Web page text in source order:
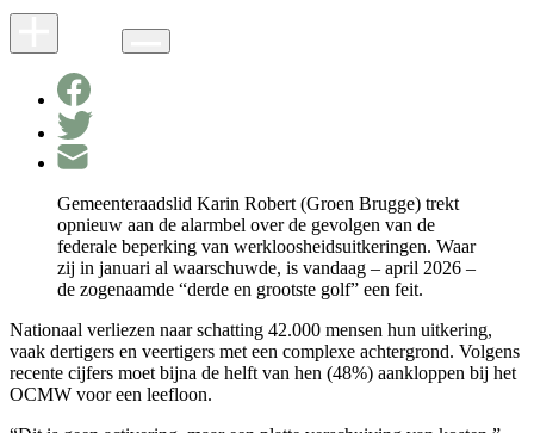
Gemeenteraadslid Karin Robert (Groen Brugge) trekt
opnieuw aan de alarmbel over de gevolgen van de
federale beperking van werkloosheidsuitkeringen. Waar
zij in januari al waarschuwde, is vandaag – april 2026 –
de zogenaamde “derde en grootste golf” een feit.
Nationaal verliezen naar schatting 42.000 mensen hun uitkering,
vaak dertigers en veertigers met een complexe achtergrond. Volgens
recente cijfers moet bijna de helft van hen (48%) aankloppen bij het
OCMW voor een leefloon.